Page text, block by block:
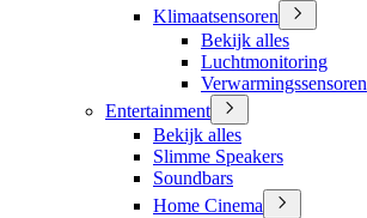
Klimaatsensoren
Bekijk alles
Luchtmonitoring
Verwarmingssensoren
Entertainment
Bekijk alles
Slimme Speakers
Soundbars
Home Cinema